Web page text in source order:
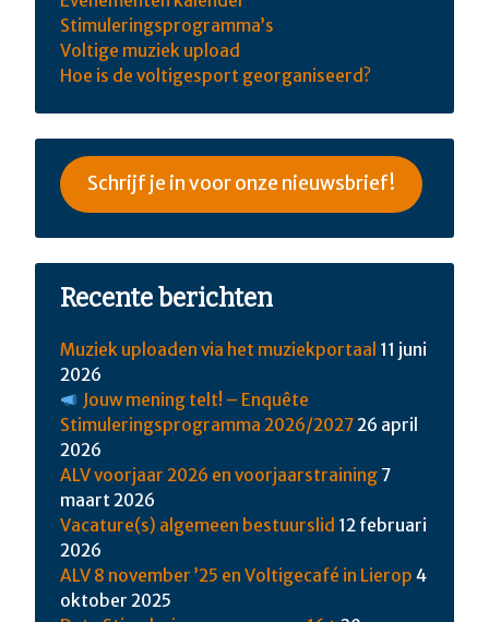
Stimuleringsprogramma’s
Voltige muziek upload
Hoe is de voltigesport georganiseerd?
Schrijf je in voor onze nieuwsbrief!
Recente berichten
Muziek uploaden via het muziekportaal 11 juni
2026
Jouw mening telt! – Enquête
Stimuleringsprogramma 2026/202726 april
2026
ALV voorjaar 2026 en voorjaarstraining 7
maart 2026
Vacature(s) algemeen bestuurslid 12 februari
2026
ALV 8 november ’25 en Voltigecafé in Lierop 4
oktober 2025